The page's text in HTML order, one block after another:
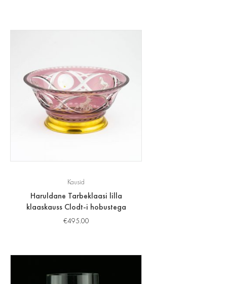
Kausid
Haruldane Tarbeklaasi lilla
klaaskauss Clodt-i hobustega
€495.00